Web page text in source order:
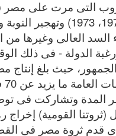
1967، 1970، 1973)
السد العالى وغيرها من
الدولة - فى ذلك
حيث بلغ إنتاج
المدة وتشاركت فى
(ثروتنا القومية)
الذى قدم ثروة مصر فى